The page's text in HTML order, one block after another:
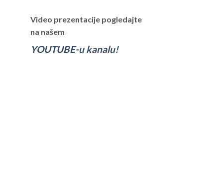
Video prezentacije pogledajte
na našem
YOUTUBE-u kanalu!